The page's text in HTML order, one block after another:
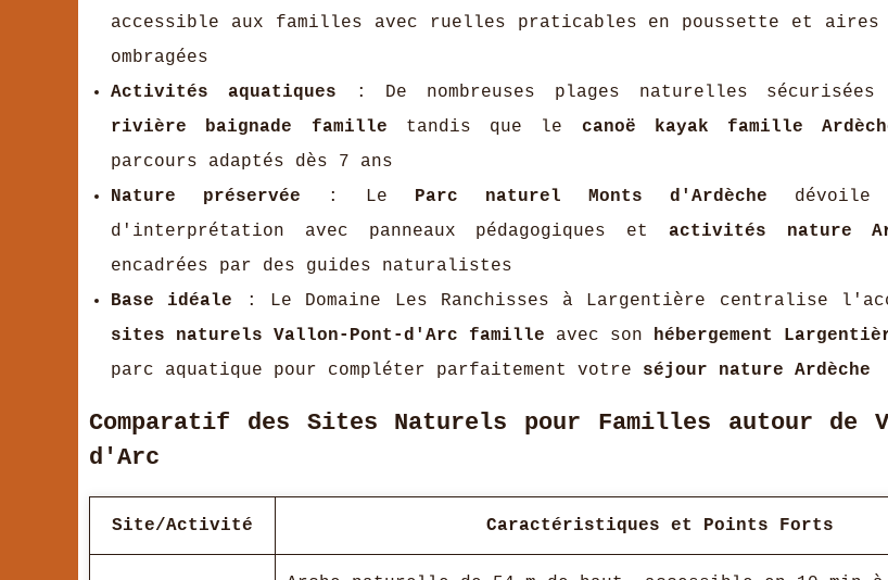
accessible aux familles avec ruelles praticables en poussette et aires
ombragées
Activités aquatiques : De nombreuses plages naturelles
rivière baignade famille tandis que le canoë kayak famille
parcours adaptés dès 7 ans
Nature préservée : Le Parc naturel Monts d'Ardèche dévoile
d'interprétation avec panneaux pédagogiques et activités nature
encadrées par des guides naturalistes
Base idéale : Le Domaine Les Ranchisses à Largentière centralise
sites naturels Vallon-Pont-d'Arc famille avec son hébergement
parc aquatique pour compléter parfaitement votre séjour nature Ardèche
Comparatif des Sites Naturels pour Familles autour de
d'Arc
Site/Activité Caractéristiques et Points Forts